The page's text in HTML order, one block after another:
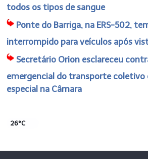
todos os tipos de sangue
Ponte do Barriga, na ERS-502,
interrompido para veículos após
Secretário Orion esclareceu
emergencial do transporte coletivo
especial na Câmara
26°C